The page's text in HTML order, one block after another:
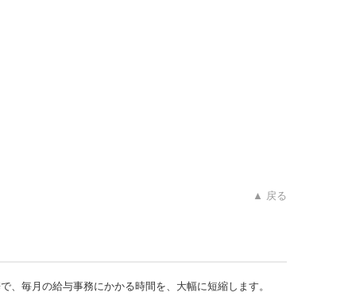
▲ 戻る
毎月の給与事務にかかる時間を、大幅に短縮します。